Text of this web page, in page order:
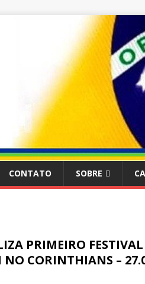
CONTATO SOBRE
PRIMEIRO FESTIVAL
NO CORINTHIANS –